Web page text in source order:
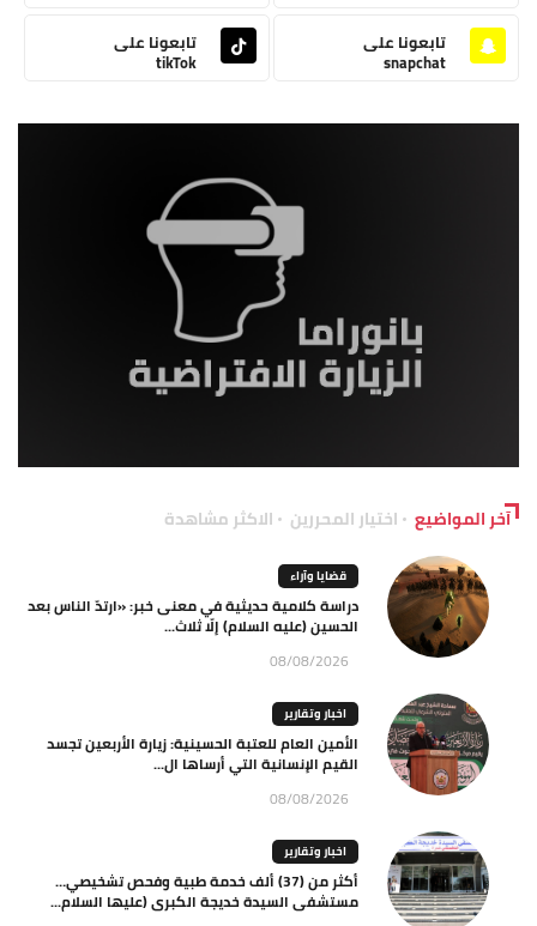
تابعونا على
snapchat
تابعونا على
tikTok
آخر المواضيع اختيار المحررين الاكثر مشاهدة
قضايا وآراء
دراسة كلامية حديثية في معنى خبر: «ارتدّ الناس بعد
الحسين (عليه السلام) إلّا ثلاث...
08/08/2026
اخبار وتقارير
الأمين العام للعتبة الحسينية: زيارة الأربعين تجسد
القيم الإنسانية التي أرساها ال...
08/08/2026
اخبار وتقارير
أكثر من (37) ألف خدمة طبية وفحص تشخيصي…
مستشفى السيدة خديجة الكبرى (عليها السلام...